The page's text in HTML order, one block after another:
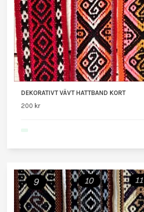
DEKORATIVT VÄVT HATTBAND KORT
200 kr